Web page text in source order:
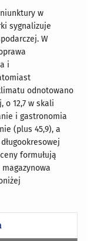
w
sygnalizuje
W
i
odnotowano
o 12,7 w skali
i gastronomia
(plus 45,9), a
formułują